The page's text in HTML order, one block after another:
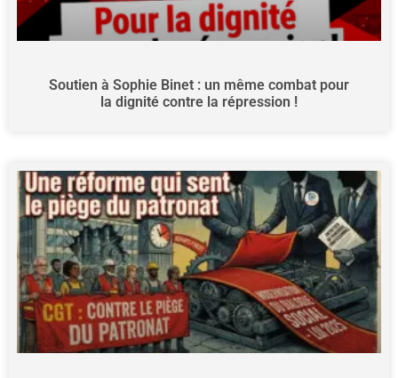
Soutien à Sophie Binet : un même combat pour
la dignité contre la répression !